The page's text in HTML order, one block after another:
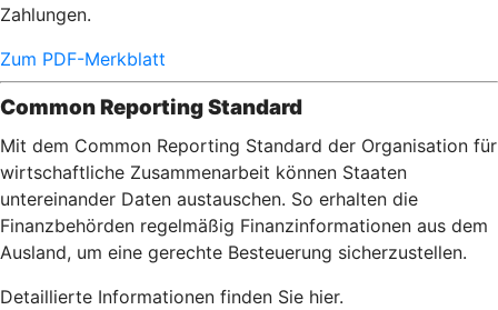
Zahlungen.
Zum PDF-Merkblatt
Common Reporting Standard
Mit dem Common Reporting Standard der Organisation für
wirtschaftliche Zusammenarbeit können Staaten
untereinander Daten austauschen. So erhalten die
Finanzbehörden regelmäßig Finanzinformationen aus dem
Ausland, um eine gerechte Besteuerung sicherzustellen.
Detaillierte Informationen finden Sie hier.